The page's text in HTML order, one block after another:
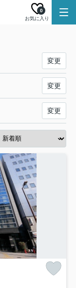
お気に入り
0
変更
変更
変更